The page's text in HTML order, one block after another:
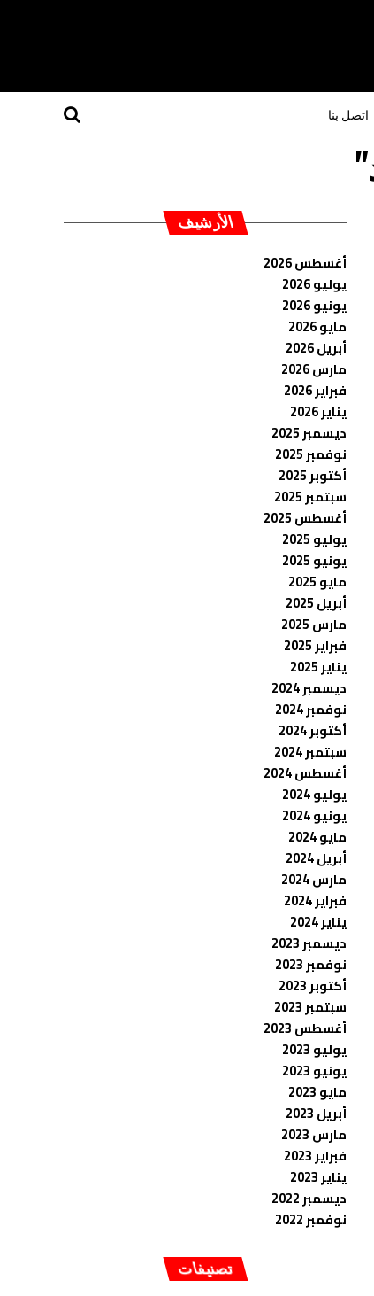
اتصل بنا
الأرشيف
أغسطس 2026
يوليو 2026
يونيو 2026
مايو 2026
أبريل 2026
مارس 2026
فبراير 2026
يناير 2026
ديسمبر 2025
نوفمبر 2025
أكتوبر 2025
سبتمبر 2025
أغسطس 2025
يوليو 2025
يونيو 2025
مايو 2025
أبريل 2025
مارس 2025
فبراير 2025
يناير 2025
ديسمبر 2024
نوفمبر 2024
أكتوبر 2024
سبتمبر 2024
أغسطس 2024
يوليو 2024
يونيو 2024
مايو 2024
أبريل 2024
مارس 2024
فبراير 2024
يناير 2024
ديسمبر 2023
نوفمبر 2023
أكتوبر 2023
سبتمبر 2023
أغسطس 2023
يوليو 2023
يونيو 2023
مايو 2023
أبريل 2023
مارس 2023
فبراير 2023
يناير 2023
ديسمبر 2022
نوفمبر 2022
تصنيفات